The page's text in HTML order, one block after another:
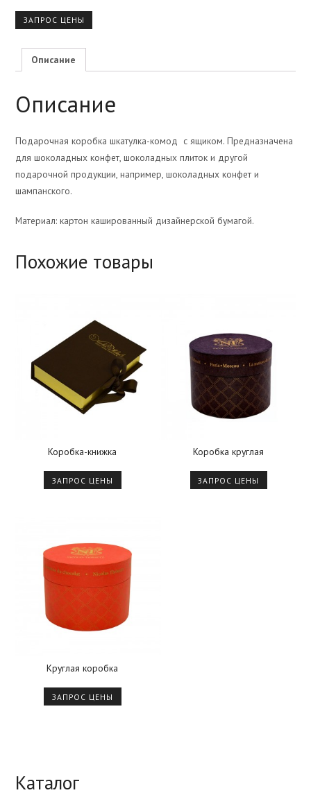
ЗАПРОС ЦЕНЫ
Описание
Описание
Подарочная коробка шкатулка-комод с ящиком. Предназначена
для шоколадных конфет, шоколадных плиток и другой
подарочной продукции, например, шоколадных конфет и
шампанского.
Материал: картон кашированный дизайнерской бумагой.
Похожие товары
Коробка-книжка
ЗАПРОС ЦЕНЫ
Коробка круглая
ЗАПРОС ЦЕНЫ
Круглая коробка
ЗАПРОС ЦЕНЫ
Каталог